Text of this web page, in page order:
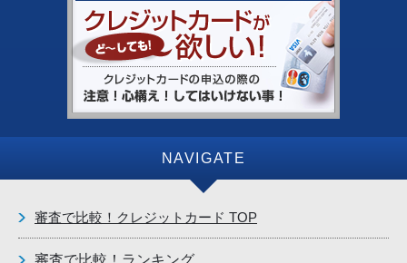
NAVIGATE
審査で比較！クレジットカード TOP